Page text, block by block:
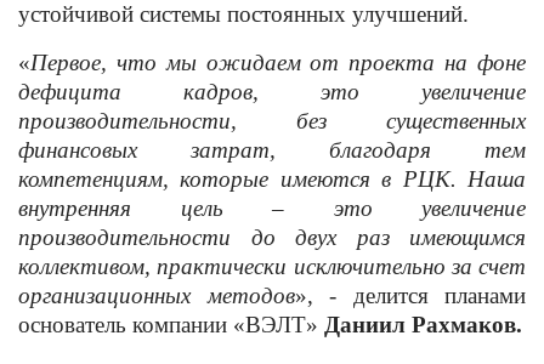
устойчивой системы постоянных улучшений.
«Первое, что мы ожидаем от проекта на фоне
дефицита кадров, это увеличение
производительности, без существенных
финансовых затрат, благодаря тем
компетенциям, которые имеются в РЦК. Наша
внутренняя цель – это увеличение
производительности до двух раз имеющимся
коллективом, практически исключительно за счет
организационных методов», - делится планами
основатель компании «ВЭЛТ» Даниил Рахмаков.